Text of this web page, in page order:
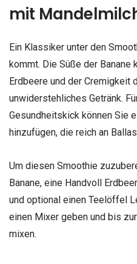
mit
Ein Klassiker unter den
kommt. Die Süße der
Erdbeere und der Cremigkeit
unwiderstehliches Getränk.
Gesundheitskick können Sie
hinzufügen, die reich an
Um diesen Smoothie
Banane, eine Handvoll
und optional einen Teelöffel
einen Mixer geben und bis
mixen.